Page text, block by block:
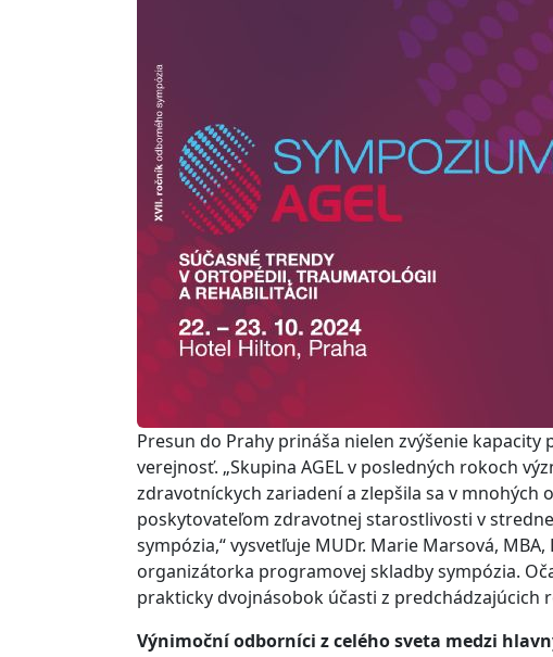
Presun do Prahy prináša nielen zvýšenie
verejnosť. „Skupina AGEL v posledných rokoch
zdravotníckych zariadení a zlepšila sa v mnohých
poskytovateľom zdravotnej starostlivosti v
sympózia,“ vysvetľuje MUDr. Marie Marsová,
organizátorka programovej skladby sympózia.
prakticky dvojnásobok účasti z predchádzajúcich
Výnimoční odborníci z celého sveta medzi